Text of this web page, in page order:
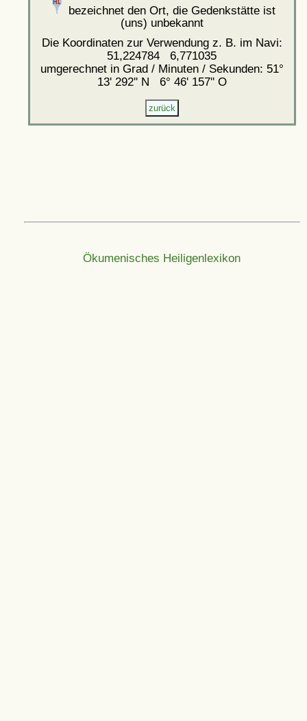
bezeichnet den Ort, die Gedenkstätte ist
(uns) unbekannt
Die Koordinaten zur Verwendung z. B. im Navi:
51,224784 6,771035
umgerechnet in Grad / Minuten / Sekunden: 51°
13' 292'' N 6° 46' 157'' O
Ökumenisches Heiligenlexikon